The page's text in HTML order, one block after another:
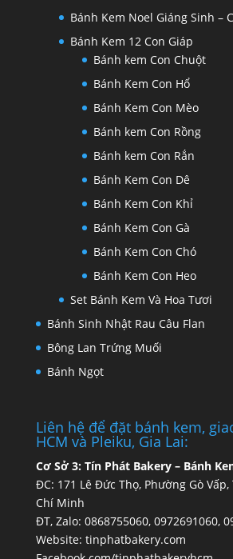
Bánh Kem Noel Giáng Sinh –
Bánh Kem 12 Con Giáp
Bánh kem Con Chuột
Bánh Kem Con Hổ
Bánh Kem Con Mèo
Bánh kem Con Rồng
Bánh kem Con Rắn
Bánh Kem Con Dê
Bánh Kem Con Khỉ
Bánh Kem Con Gà
Bánh Kem Con Chó
Bánh Kem Con Heo
Set Bánh Kem Và Hoa Tươi
Bánh Sinh Nhật Rau Câu Flan
Bông Lan Trứng Muối
Bánh Ngọt
Liên hệ để đặt bánh kem,
HCM và Pleiku, Gia Lai:
Cơ Sở 3: Tín Phát Bakery – Bánh
ĐC: 171 Lê Đức Thọ, Phường Gò
Chí Minh
ĐT, Zalo: 0868755060, 0972691060,
Website: tinphatbakery.com